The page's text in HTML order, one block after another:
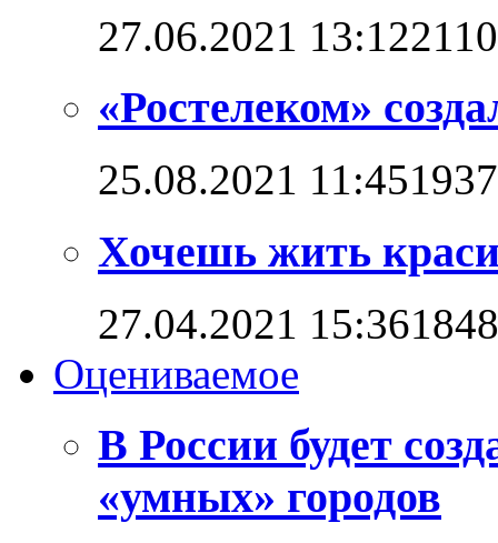
27.06.2021 13:12
«Ростелеком»
25.08.2021 11:45
Хочешь жить
27.04.2021 15:36
Оцениваемое
В России будет
«умных» городов